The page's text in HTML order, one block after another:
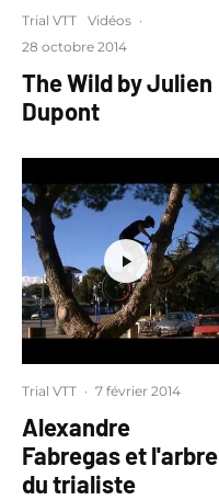
Trial VTT Vidéos ·
28 octobre 2014
The Wild by Julien
Dupont
Trial VTT · 7 février 2014
Alexandre
Fabregas et l'arbre
du trialiste